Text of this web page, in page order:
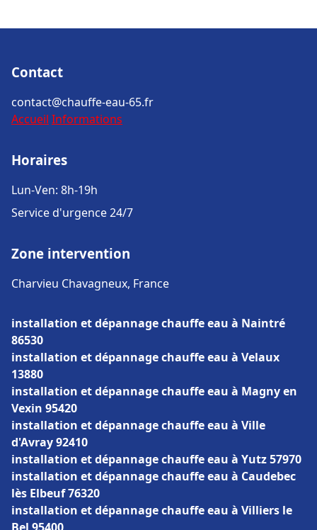
Contact
contact@chauffe-eau-65.fr
Accueil Informations
Horaires
Lun-Ven: 8h-19h
Service d'urgence 24/7
Zone intervention
Charvieu Chavagneux, France
installation et dépannage chauffe eau à Naintré
86530
installation et dépannage chauffe eau à Velaux
13880
installation et dépannage chauffe eau à Magny en
Vexin 95420
installation et dépannage chauffe eau à Ville
d'Avray 92410
installation et dépannage chauffe eau à Yutz 57970
installation et dépannage chauffe eau à Caudebec
lès Elbeuf 76320
installation et dépannage chauffe eau à Villiers le